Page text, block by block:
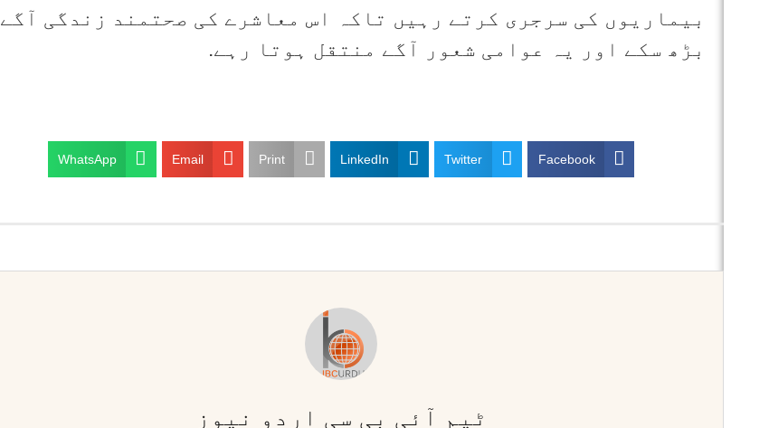
بیماریوں کی سرجری کرتے رہیں تاکہ اس معاشرے کی صحتمند زندگی آگے
بڑھ سکے اور یہ عوامی شعور آگے منتقل ہوتا رہے.
Facebook
Twitter
LinkedIn
Print
Email
WhatsApp
ٹیم آئی بی سی اردو نیوز